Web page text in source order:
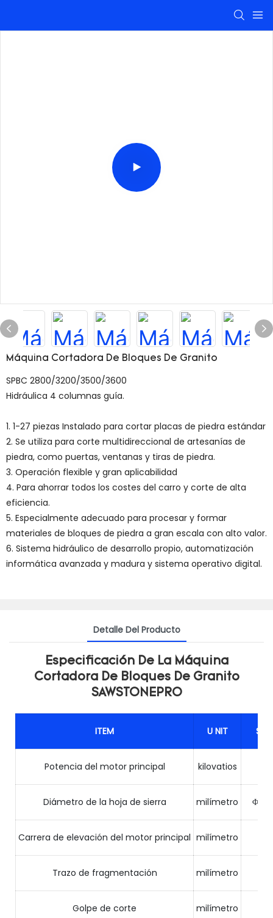
Máquina Cortadora De Bloques De Granito
SPBC 2800/3200/3500/3600
Hidráulica 4 columnas guía.
1. 1-27 piezas Instalado para cortar placas de piedra estándar
2. Se utiliza para corte multidireccional de artesanías de
piedra, como puertas, ventanas y tiras de piedra.
3. Operación flexible y gran aplicabilidad
4. Para ahorrar todos los costes del carro y corte de alta
eficiencia.
5. Especialmente adecuado para procesar y formar
materiales de bloques de piedra a gran escala con alto valor.
6. Sistema hidráulico de desarrollo propio, automatización
informática avanzada y madura y sistema operativo digital.
Detalle Del Producto
Especificación De La Máquina
Cortadora De Bloques De Granito
SAWSTONEPRO
ITEM UNIT
Potencia del motor principal kilovatios
Diámetro de la hoja de sierra milímetro
Carrera de elevación del motor principal milímetro
Trazo de fragmentación milímetro
Golpe de corte milímetro